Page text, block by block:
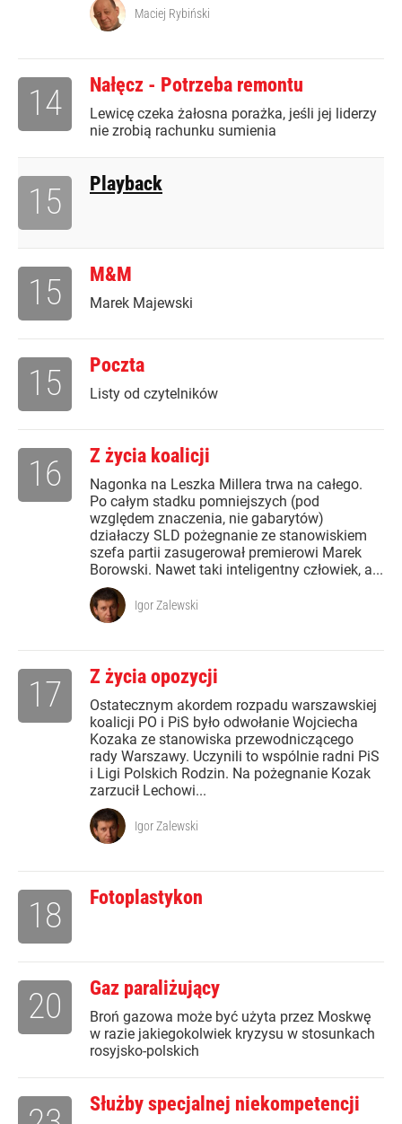
Maciej Rybiński
Nałęcz - Potrzeba remontu
Lewicę czeka żałosna porażka, jeśli jej liderzy
nie zrobią rachunku sumienia
14
Playback
15
M&M
Marek Majewski
15
Poczta
Listy od czytelników
15
Z życia koalicji
Nagonka na Leszka Millera trwa na całego.
Po całym stadku pomniejszych (pod
względem znaczenia, nie gabarytów)
działaczy SLD pożegnanie ze stanowiskiem
szefa partii zasugerował premierowi Marek
Borowski. Nawet taki inteligentny człowiek, a...
16
Igor Zalewski
Z życia opozycji
Ostatecznym akordem rozpadu warszawskiej
koalicji PO i PiS było odwołanie Wojciecha
Kozaka ze stanowiska przewodniczącego
rady Warszawy. Uczynili to wspólnie radni PiS
i Ligi Polskich Rodzin. Na pożegnanie Kozak
zarzucił Lechowi...
17
Igor Zalewski
Fotoplastykon
18
Gaz paraliżujący
Broń gazowa może być użyta przez Moskwę
w razie jakiegokolwiek kryzysu w stosunkach
rosyjsko-polskich
20
Służby specjalnej niekompetencji